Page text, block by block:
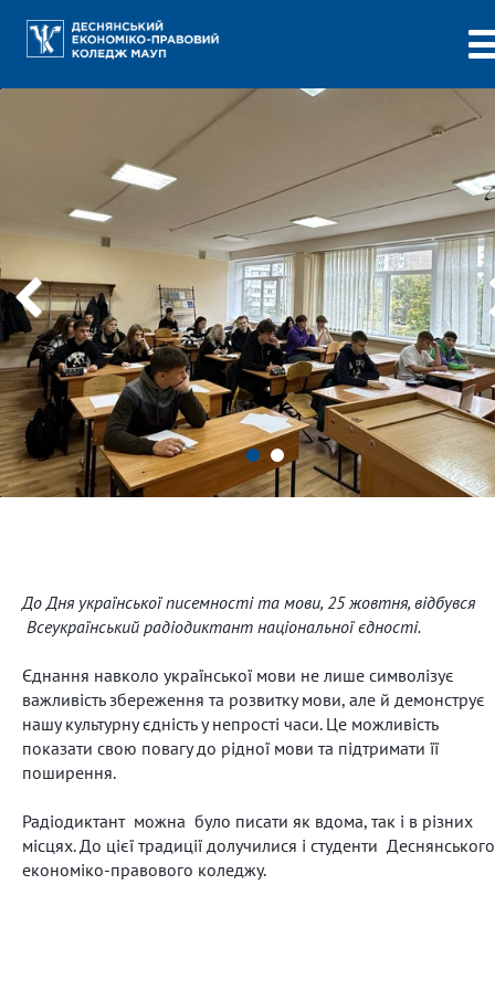
Previous
До Дня української писемності та мови, 25 жовтня, відбувся
Всеукраїнський радіодиктант національної єдності.
Єднання навколо української мови не лише символізує
важливість збереження та розвитку мови, але й демонструє
нашу культурну єдність у непрості часи. Це можливість
показати свою повагу до рідної мови та підтримати її
поширення.
Радіодиктант можна було писати як вдома, так і в різних
місцях. До цієї традиції долучилися і студенти Деснянського
економіко-правового коледжу.